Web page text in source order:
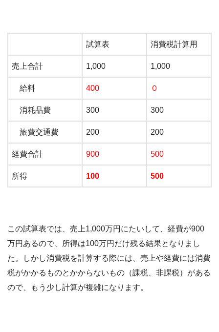
試算表 消費税計算用
売上合計 1,000 1,000
給料 400 ０
消耗品費 300 300
旅費交通費 200 200
経費合計 900 500
所得 100 500
この試算表では、売上1,000万円にたいして、経費が900
万円あるので、所得は100万円だけ残る結果となりまし
た。しかし消費税を計算する際には、売上や経費には消費
税がかかるものとかからないもの（課税、非課税）がある
ので、もう少し計算が複雑になります。